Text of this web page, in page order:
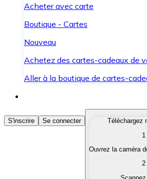
Acheter avec carte
Boutique - Cartes
Nouveau
Achetez des cartes-cadeaux de
Aller à la boutique de cartes-
Acheter des Cryptomonnaies
Achetez les cryptomonnaies qui
Convertissez vos
S'inscrire Se connecter
Téléchargez
1
Ouvrez la caméra
2